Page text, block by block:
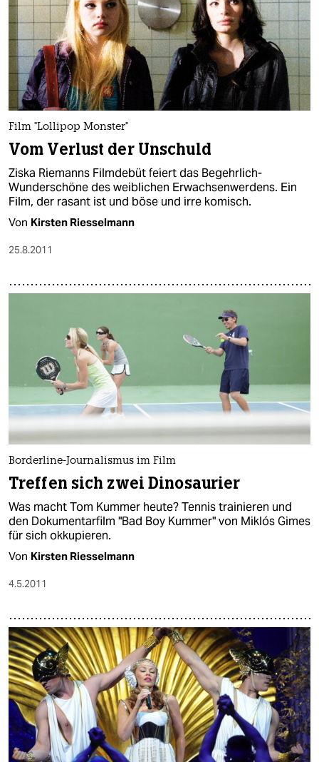
Film "Lollipop Monster"
Vom Verlust der Unschuld
Ziska Riemanns Filmdebüt feiert das Begehrlich-
Wunderschöne des weiblichen Erwachsenwerdens. Ein
Film, der rasant ist und böse und irre komisch.
Von Kirsten Riesselmann
25.8.2011
Borderline-Journalismus im Film
Treffen sich zwei Dinosaurier
Was macht Tom Kummer heute? Tennis trainieren und
den Dokumentarfilm "Bad Boy Kummer" von Miklós Gimes
für sich okkupieren.
Von Kirsten Riesselmann
4.5.2011